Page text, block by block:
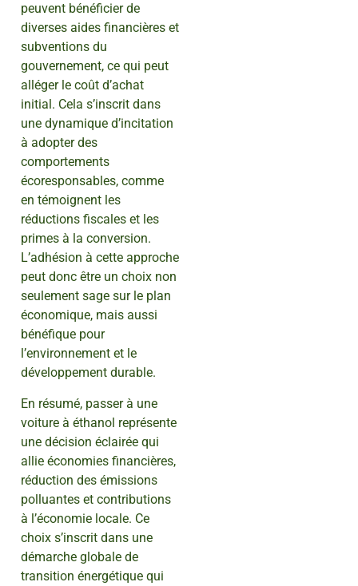
peuvent bénéficier de
diverses aides financières et
subventions du
gouvernement, ce qui peut
alléger le coût d’achat
initial. Cela s’inscrit dans
une dynamique d’incitation
à adopter des
comportements
écoresponsables, comme
en témoignent les
réductions fiscales et les
primes à la conversion.
L’adhésion à cette approche
peut donc être un choix non
seulement sage sur le plan
économique, mais aussi
bénéfique pour
l’environnement et le
développement durable.
En résumé, passer à une
voiture à éthanol représente
une décision éclairée qui
allie économies financières,
réduction des émissions
polluantes et contributions
à l’économie locale. Ce
choix s’inscrit dans une
démarche globale de
transition énergétique qui